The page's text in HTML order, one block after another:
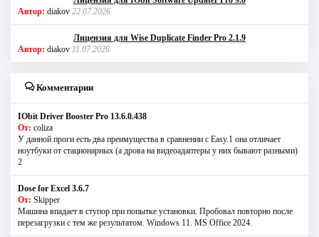
Автор: diakov 22.07.2026
Лицензия для Wise Duplicate Finder Pro 2.1.9
Автор: diakov 11.07.2026
Комментарии
IObit Driver Booster Pro 13.6.0.438
От: coliza
У данной проги есть два преимущества в сравнении с Easy.1 она отличает
ноутбуки от стационарных (а дрова на видеоадаптеры у них бывают разными)
2
Dose for Excel 3.6.7
От: Skipper
Машина впадает в ступор при попытке установки. Пробовал повторно после
перезагрузки с тем же результатом. Windows 11. MS Offiсe 2024.